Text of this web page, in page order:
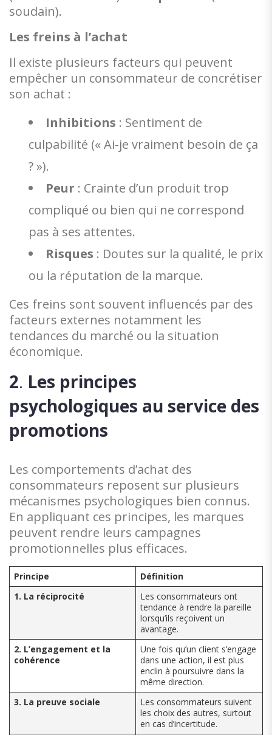
soudain).
Les freins à l’achat
Il existe plusieurs facteurs qui peuvent
empêcher un consommateur de concrétiser
son achat :
Inhibitions : Sentiment de
culpabilité (« Ai-je vraiment besoin de ça
? »).
Peur : Crainte d’un produit trop
compliqué ou bien qui ne correspond
pas à ses attentes.
Risques : Doutes sur la qualité, le prix
ou la réputation de la marque.
Ces freins sont souvent influencés par des
facteurs externes notamment les
tendances du marché ou la situation
économique.
2. Les principes
psychologiques au service des
promotions
Les comportements d’achat des
consommateurs reposent sur plusieurs
mécanismes psychologiques bien connus.
En appliquant ces principes, les marques
peuvent rendre leurs campagnes
promotionnelles plus efficaces.
Principe
Définition
1. La réciprocité
Les consommateurs ont
tendance à rendre la pareille
lorsqu’ils reçoivent un
avantage.
2. L’engagement et la
cohérence
Une fois qu’un client s’engage
dans une action, il est plus
enclin à poursuivre dans la
même direction.
3. La preuve sociale
Les consommateurs suivent
les choix des autres, surtout
en cas d’incertitude.